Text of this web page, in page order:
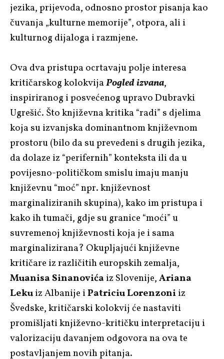
jezika, prijevoda, odnosno prostor pisanja kao
čuvanja „kulturne memorije”, otpora, ali i
kulturnog dijaloga i razmjene.
Ova dva pristupa ocrtavaju polje interesa
kritičarskog kolokvijaPogled izvana,
inspiriranog i posvećenog upravo Dubravki
Ugrešić. Što književna kritika “radi” s djelima
koja su izvanjska dominantnom književnom
prostoru (bilo da su prevedeni s drugih jezika,
da dolaze iz “perifernih” konteksta ili da u
povijesno-političkom smislu imaju manju
književnu “moć” npr. književnost
marginaliziranih skupina), kako im pristupa i
kako ih tumači, gdje su granice “moći” u
suvremenoj književnosti koja je i sama
marginalizirana? Okupljajući književne
kritičare iz različitih europskih zemalja,
Muanisa Sinanovićaiz Slovenije,Ariana
Lekuiz Albanije iPatriciu Lorenzoniiz
Švedske, kritičarski kolokvij će nastaviti
promišljati književno-kritičku interpretaciju i
valorizaciju davanjem odgovora na ova te
postavljanjem novih pitanja.